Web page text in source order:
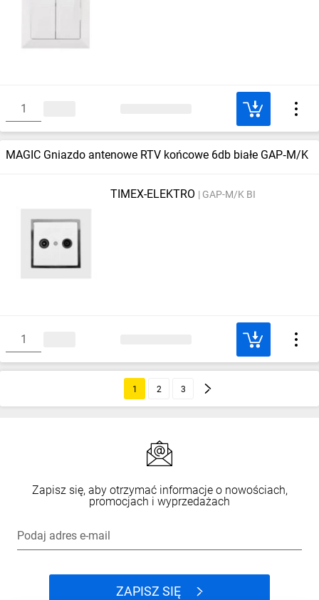
MAGIC Gniazdo antenowe RTV końcowe 6db białe GAP‑M/K
TIMEX-ELEKTRO GAP-M/K BI
1 2 3
Zapisz się, aby otrzymać informacje o nowościach,
promocjach i wyprzedażach
Podaj adres e-mail
ZAPISZ SIĘ